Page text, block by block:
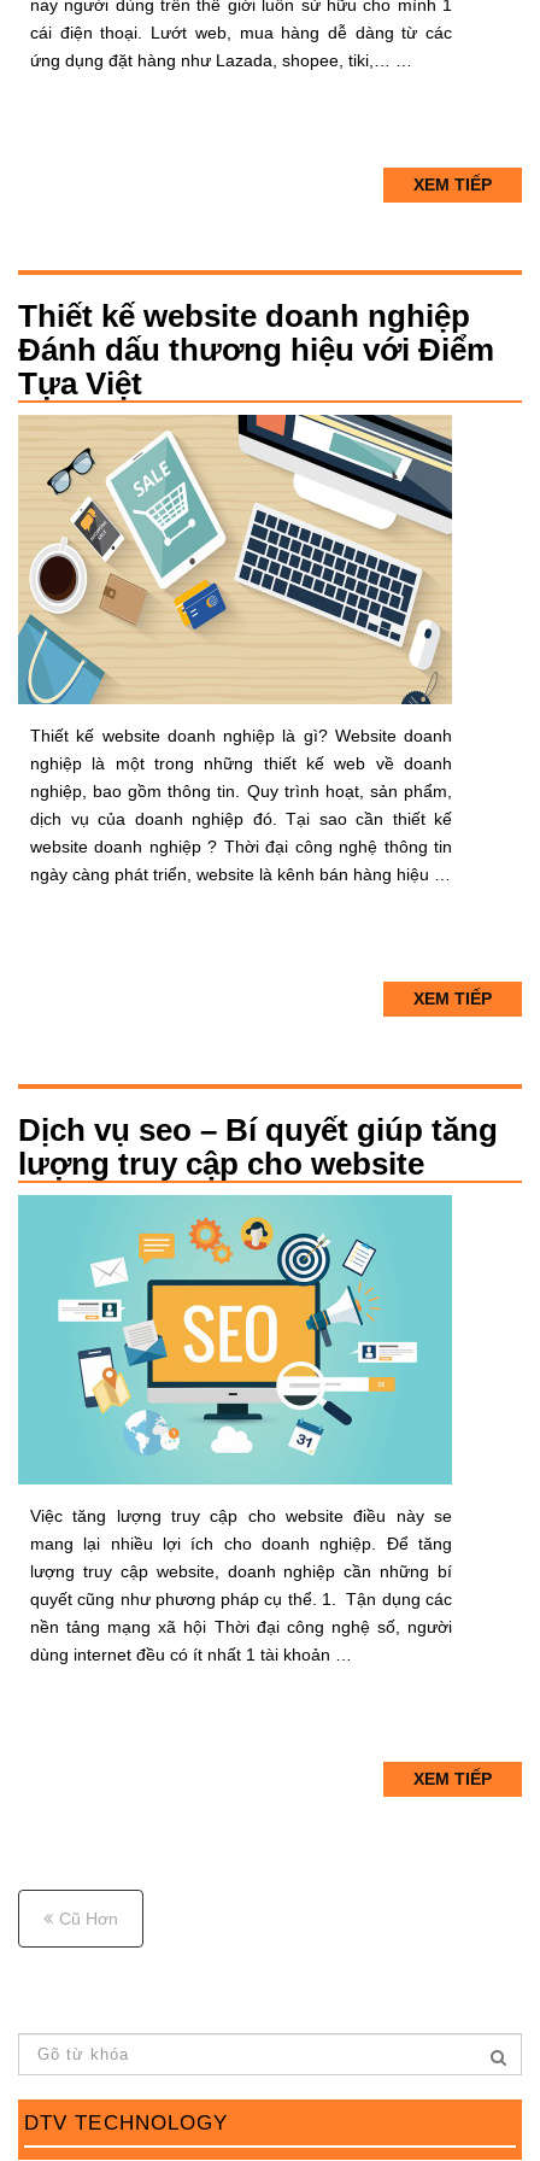
nay người dùng trên thế giới luôn sử hữu cho mình 1
cái điện thoại. Lướt web, mua hàng dễ dàng từ các
ứng dụng đặt hàng như Lazada, shopee, tiki,… …
XEM TIẾP
Thiết kế website doanh nghiệp
Đánh dấu thương hiệu với Điểm
Tựa Việt
Thiết kế website doanh nghiệp là gì? Website doanh
nghiệp là một trong những thiết kế web về doanh
nghiệp, bao gồm thông tin. Quy trình hoạt, sản phẩm,
dịch vụ của doanh nghiệp đó. Tại sao cần thiết kế
website doanh nghiệp ? Thời đại công nghệ thông tin
ngày càng phát triển, website là kênh bán hàng hiệu …
XEM TIẾP
Dịch vụ seo – Bí quyết giúp tăng
lượng truy cập cho website
Việc tăng lượng truy cập cho website điều này se
mang lại nhiều lợi ích cho doanh nghiệp. Để tăng
lượng truy cập website, doanh nghiệp cần những bí
quyết cũng như phương pháp cụ thể. 1. Tận dụng các
nền tảng mạng xã hội Thời đại công nghệ số, người
dùng internet đều có ít nhất 1 tài khoản …
XEM TIẾP
P
s
n
a
Cũ Hơn
DTV TECHNOLOGY